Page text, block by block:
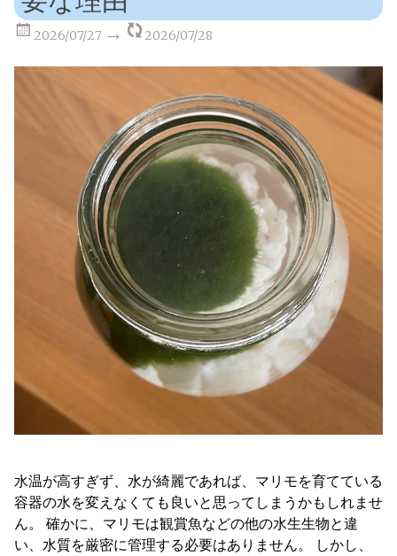
2026/07/27 2026/07/28
水温が高すぎず、水が綺麗であれば、マリモを育てている
容器の水を変えなくても良いと思ってしまうかもしれませ
ん。 確かに、マリモは観賞魚などの他の水生生物と違
い、水質を厳密に管理する必要はありません。 しかし、